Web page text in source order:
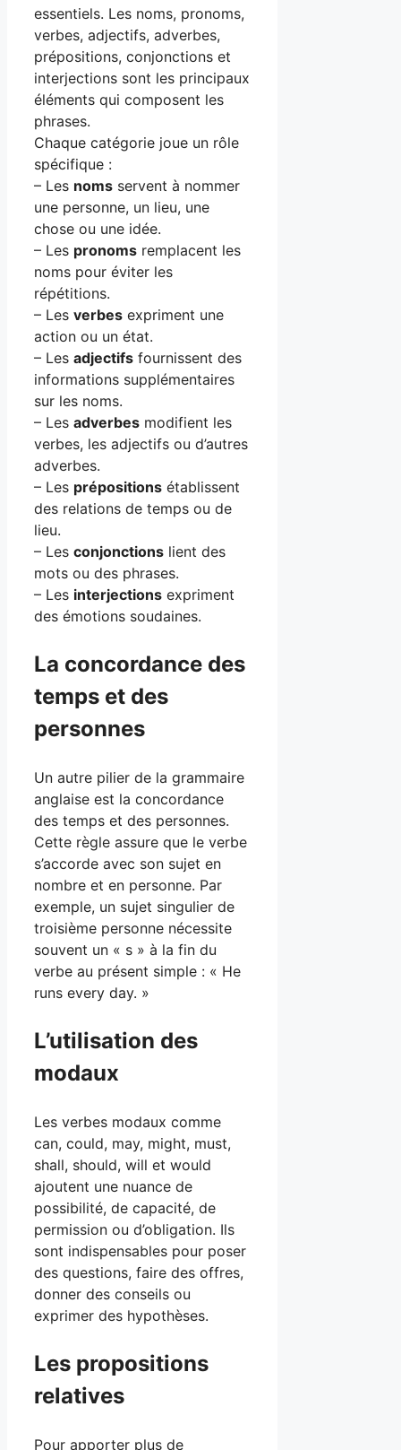
essentiels. Les noms, pronoms,
verbes, adjectifs, adverbes,
prépositions, conjonctions et
interjections sont les principaux
éléments qui composent les
phrases.
Chaque catégorie joue un rôle
spécifique :
– Les noms servent à nommer
une personne, un lieu, une
chose ou une idée.
– Les pronoms remplacent les
noms pour éviter les
répétitions.
– Les verbes expriment une
action ou un état.
– Les adjectifs fournissent des
informations supplémentaires
sur les noms.
– Les adverbes modifient les
verbes, les adjectifs ou d’autres
adverbes.
– Les prépositions établissent
des relations de temps ou de
lieu.
– Les conjonctions lient des
mots ou des phrases.
– Les interjections expriment
des émotions soudaines.
La concordance des
temps et des
personnes
Un autre pilier de la grammaire
anglaise est la concordance
des temps et des personnes.
Cette règle assure que le verbe
s’accorde avec son sujet en
nombre et en personne. Par
exemple, un sujet singulier de
troisième personne nécessite
souvent un « s » à la fin du
verbe au présent simple : « He
runs every day. »
L’utilisation des
modaux
Les verbes modaux comme
can, could, may, might, must,
shall, should, will et would
ajoutent une nuance de
possibilité, de capacité, de
permission ou d’obligation. Ils
sont indispensables pour poser
des questions, faire des offres,
donner des conseils ou
exprimer des hypothèses.
Les propositions
relatives
Pour apporter plus de